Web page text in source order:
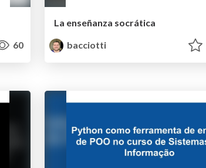
60
La enseñanza socrática
bacciotti